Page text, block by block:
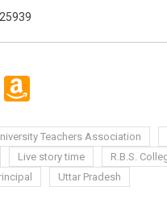
Telegram
List
Teachers Association
Live story time R.B.S.
Uttar Pradesh